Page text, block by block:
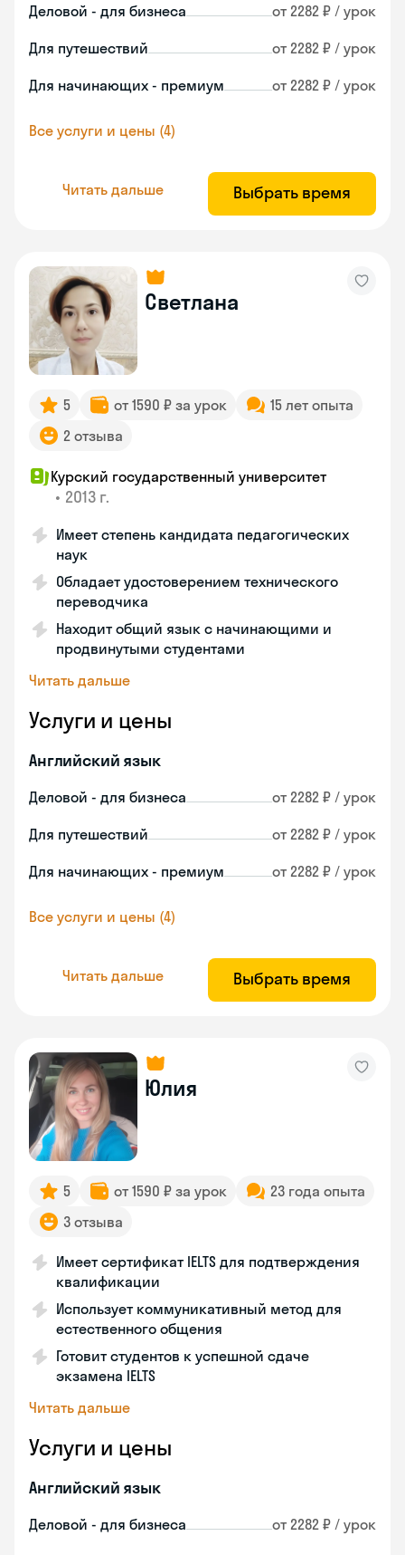
Деловой - для бизнеса от 2282 ₽ / урок
Для путешествий от 2282 ₽ / урок
Для начинающих - премиум от 2282 ₽ / урок
Все услуги и цены (4)
Читать дальше Выбрать время
Светлана
5 от 1590 ₽ за урок
15 лет опыта
2 отзыва
Курский государственный университет
• 2013 г.
Имеет степень кандидата педагогических
наук
Обладает удостоверением технического
переводчика
Находит общий язык с начинающими и
продвинутыми студентами
Читать дальше
Услуги и цены
Английский язык
Деловой - для бизнеса от 2282 ₽ / урок
Для путешествий от 2282 ₽ / урок
Для начинающих - премиум от 2282 ₽ / урок
Все услуги и цены (4)
Читать дальше Выбрать время
Юлия
5 от 1590 ₽ за урок
23 года опыта
3 отзыва
Имеет сертификат IELTS для подтверждения
квалификации
Использует коммуникативный метод для
естественного общения
Готовит студентов к успешной сдаче
экзамена IELTS
Читать дальше
Услуги и цены
Английский язык
Деловой - для бизнеса от 2282 ₽ / урок